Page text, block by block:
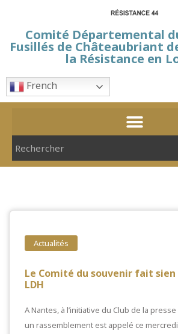
Comité Départemental
Fusillés de Châteaubriant
la Résistance en
French
Actualités
Le Comité du souvenir fait sien
LDH
A Nantes, à l’initiative du Club de la
un rassemblement est appelé ce